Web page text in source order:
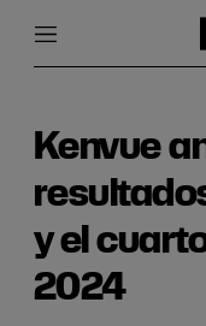
contenido
Kenvue
y el
2024